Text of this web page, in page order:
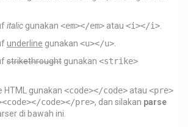
italic gunakan <em></em> atau <i></i>
underline gunakan <u></u>
strikethrought gunakan <strike>
HTML gunakan <code></code> atau <pre>
code></pre>, dan silakan parse
di bawah ini.